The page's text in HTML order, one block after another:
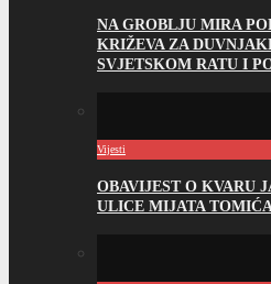
NA GROBLJU MIRA
KRIŽEVA ZA
SVJETSKOM RATU I
Vijesti
OBAVIJEST O KVARU
ULICE MIJATA